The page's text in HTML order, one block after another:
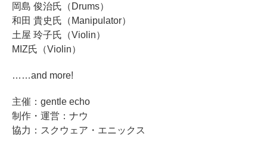
岡島 俊治氏（Drums）
和田 貴史氏（Manipulator）
土屋 玲子氏（Violin）
MIZ氏（Violin）
……and more!
主催：gentle echo
制作・運営：ナウ
協力：スクウェア・エニックス